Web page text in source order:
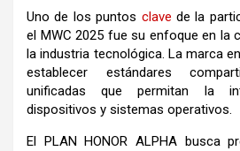
Uno de los puntos clave de la
el MWC 2025 fue su enfoque en la
la industria tecnológica. La marca
establecer estándares
unificadas que permitan la
dispositivos y sistemas operativos.
El PLAN HONOR ALPHA busca